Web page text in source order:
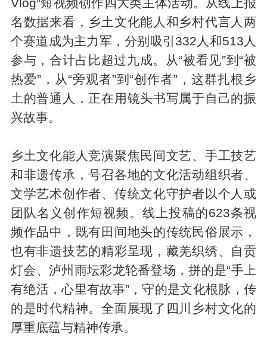
名数据来看，乡土文化能人和乡村代言人两
个赛道成为主力军，分别吸引332人和513人
参与，合计占比超过九成。从“被看见”到“被
热爱”，从“旁观者”到“创作者”，这群扎根乡
土的普通人，正在用镜头书写属于自己的振
兴故事。
乡土文化能人竞演聚焦民间文艺、手工技艺
和非遗传承，号召各地的文化活动组织者、
文学艺术创作者、传统文化守护者以个人或
团队名义创作短视频。线上投稿的623条视
频作品中，既有田间地头的传统民俗展示，
也有非遗技艺的精彩呈现，藏羌织绣、自贡
灯会、泸州雨坛彩龙轮番登场，拼的是“手上
有绝活，心里有故事”，守的是文化根脉，传
的是时代精神。全面展现了四川乡村文化的
厚重底蕴与精神传承。